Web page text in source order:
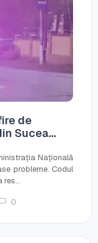
de
Sucea...
Națională
probleme. Codul
0